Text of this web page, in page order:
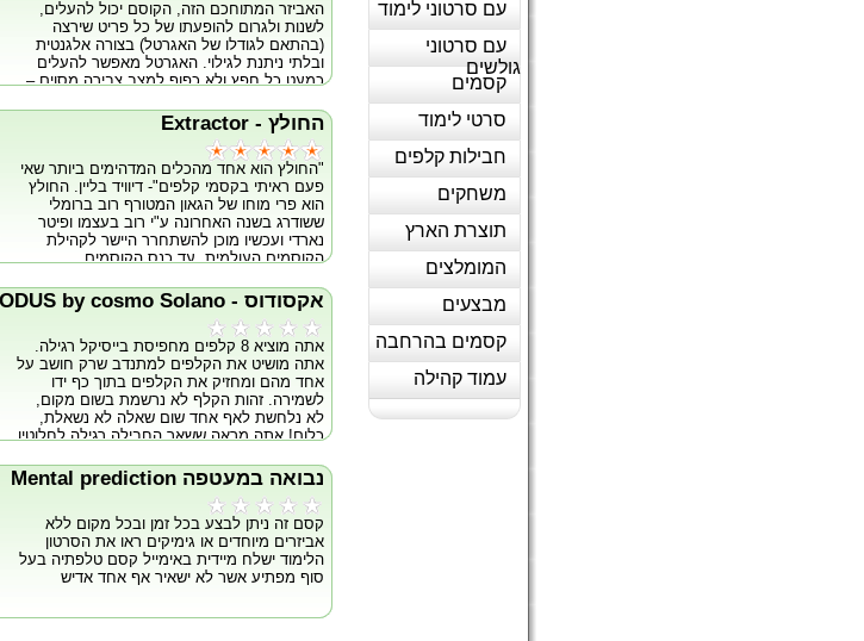
עם סרטוני לימוד
עם סרטוני
גולשים
קסמים
סרטי לימוד
חבילות קלפים
משחקים
תוצרת הארץ
המומלצים
מבצעים
קסמים בהרחבה
עמוד קהילה
האביזר המתוחכם הזה, הקוסם יכול להעלים,
לשנות ולגרום להופעתו של כל פריט שירצה
(בהתאם לגודלו של האגרטל) בצורה אלגנטית
ובלתי ניתנת לגילוי. האגרטל מאפשר להעלים
כמעט כל חפץ ולא כפוף למצב צבירה מסוים –
חפצים קלים, יריעות קונפטי, חול, וכו וכו....
אביזר פשוט נהדר שמוסיף הרבה צבע לרוטינה
שלכם! מה כלול? אגרטל גדול ומיוחד ודף
הוראות קל להבנה.
החולץ - Extractor
"החולץ הוא אחד מהכלים המדהימים ביותר שאי
פעם ראיתי בקסמי קלפים"- דיוויד בליין. החולץ
הוא פרי מוחו של הגאון המטורף רוב ברומלי
ששודרג בשנה האחרונה ע"י רוב בעצמו ופיטר
נארדי ועכשיו מוכן להשתחרר היישר לקהילת
הקוסמים העולמית. עד כנס הקוסמים
את הגימיק המוגמר של החולץ ואז באותו הכנס
נארדי הדגים את היכולות האדירות של החולץ
והציג את אחת מהרוטינות המפורסמות שלו של
"קלף למיקום בלתי אפשרי". הטריק משך את
תשומת לבם של כל באי הכנס והחדשות הטובות
הן שהאפקט שנארדי הציג הוא רק קצה הקרחון
של מה שאפשר לעשות עם החולץ. חוץ
מהחבילה המדהימה, המוצר מגיע עם dvd מלא
ברעיונות ורוטינות של פיטר נארדי ומארק ספלמן
המתנדב!, קלף לארנק, לנעל או לכל מיקום
אחר שתחפצו בו,קלף שנבחר מחבילה כחולה
ומוחזר לתוכה, מגיח מתוך חבילה אדומה(יכול
להיות כאפקט brainwave מנטליסטי) ועוד שלל
אפקטים מדהימים. *המתנדב בוחר כל קלף
שהוא רוצה כשהחבילה בידיו ללא שום כפייה!
*הקלף נחתם ע"י המתנדב, כמובן שאם אתם
אתם לא תרצו שהמתנדב יידע שזה אותו הקלף
אקסודוס - EXODUS by cosmo Solano
אתה מוציא 8 קלפים מחפיסת בייסיקל רגילה.
אתה מושיט את הקלפים למתנדב שרק חושב על
אחד מהם ומחזיק את הקלפים בתוך כף ידו
לשמירה. זהות הקלף לא נרשמת בשום מקום,
לא נלחשת לאף אחד שום שאלה לא נשאלת,
כלום! אתה מראה ששאר החבילה רגילה לחלוטין
סופר את הקלפים שיש אצלו ביד ומגלה שאחד
חסר! זהו הקלף שהוא חשב עליו! ולסיום
המפתיע, הקלף מופיע הפוך בחבילה! "סוף סוף
הוכחה לכך שקריאת מחשבות אפשרית."
נבואה במעטפה Mental prediction
קסם זה ניתן לבצע בכל זמן ובכל מקום ללא
אביזרים מיוחדים או גימיקים ראו את הסרטון
הלימוד ישלח מיידית באימייל קסם טלפתיה בעל
סוף מפתיע אשר לא ישאיר אף אחד אדיש